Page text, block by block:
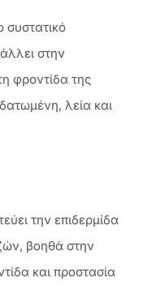
συστατικό
στην
φροντίδα της
λεία και
την επιδερμίδα
βοηθά στην
και προστασία